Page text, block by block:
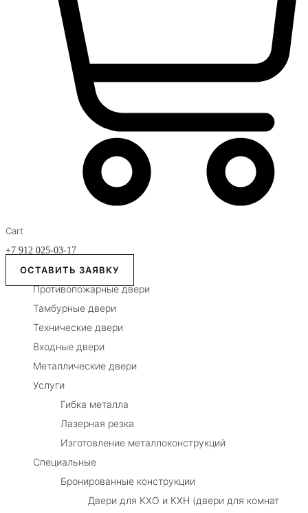
Cart
+7 912 025-03-17
ОСТАВИТЬ ЗАЯВКУ
Противопожарные двери
Тамбурные двери
Технические двери
Входные двери
Металлические двери
Услуги
Гибка металла
Лазерная резка
Изготовление металлоконструкций
Специальные
Бронированные конструкции
Двери для КХО и КХН (двери для комнат